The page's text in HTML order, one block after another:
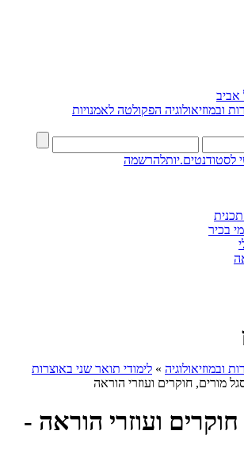
ובמוזיאולוגיה הפקולטה לאמנויות
לסטודנטים.יותלהרשמה
בכיר
ובמוזיאולוגיה » לימודי תואר שני באוצרות
מורים, חוקרים ועוזרי הוראה
ועוזרי הוראה -